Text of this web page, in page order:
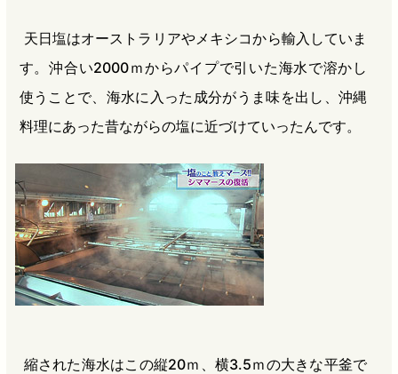
天日塩はオーストラリアやメキシコから輸入していま
す。沖合い2000ｍからパイプで引いた海水で溶かし
使うことで、海水に入った成分がうま味を出し、沖縄
料理にあった昔ながらの塩に近づけていったんです。
縮された海水はこの縦20ｍ、横3.5ｍの大きな平釜で